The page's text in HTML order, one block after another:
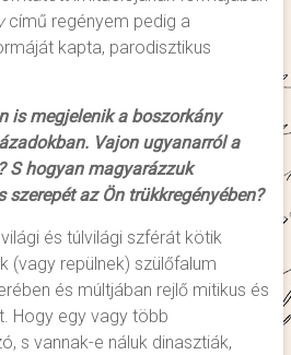
című regényem pedig a
kapta, parodisztikus
is megjelenik a boszorkány
Vajon ugyanarról a
S hogyan magyarázzuk
szerepét az Ön trükkregényében?
és túlvilági szférát kötik
(vagy repülnek) szülőfalum
és múltjában rejlő mitikus és
Hogy egy vagy több
s vannak-e náluk dinasztiák,